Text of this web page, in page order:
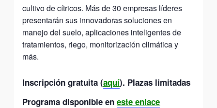
cultivo de cítricos. Más de 30 empresas líderes
presentarán sus innovadoras soluciones en
manejo del suelo, aplicaciones inteligentes de
tratamientos, riego, monitorización climática y
más.
Inscripción gratuita (aquí). Plazas limitadas
Programa disponible en este enlace